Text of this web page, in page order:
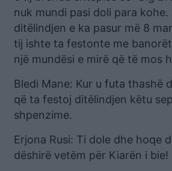
nuk mundi pasi doli para
ditëlindjen e ka pasur më 8
tij ishte ta festonte me
një mundësi e mirë që të mos
Bledi Mane: Kur u futa thashë
që ta festoj ditëlindjen këtu
shpenzime.
Erjona Rusi: Ti dole dhe hoqe
dëshirë vetëm për Kiarën i bie!